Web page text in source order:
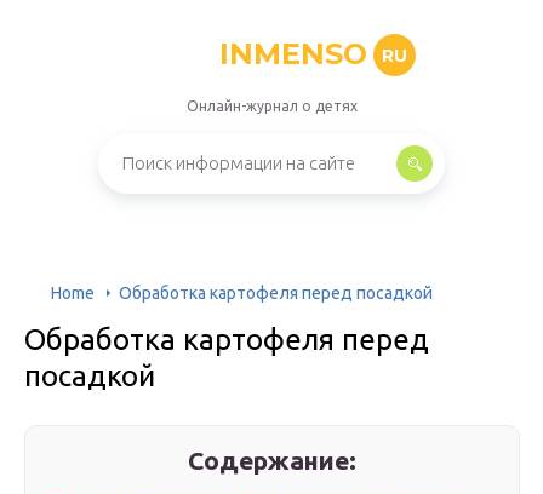
INMENSO RU
Онлайн-журнал о детях
Home Обработка картофеля перед посадкой
Обработка картофеля перед
посадкой
Содержание: